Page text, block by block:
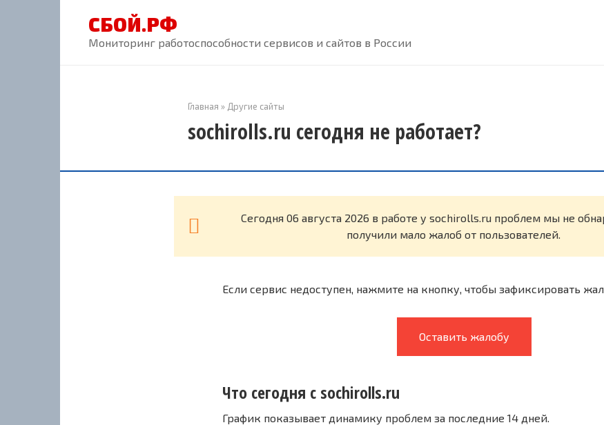
СБОЙ.РФ
Мониторинг работоспособности сервисов и сайтов в России
Главная » Другие сайты
sochirolls.ru сегодня не работает?
Cегодня 06 августа 2026 в работе у sochirolls.ru проблем мы не
получили мало жалоб от пользователей.
Если сервис недоступен, нажмите на кнопку, чтобы зафиксировать
Оставить жалобу
Что сегодня с sochirolls.ru
График показывает динамику проблем за последние 14 дней.